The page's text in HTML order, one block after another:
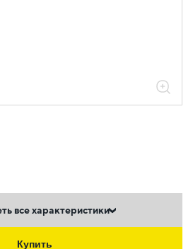
все характеристики
Купить